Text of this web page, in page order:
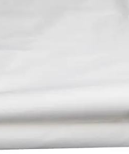
1,80 lei
ADAUGĂ ÎN COȘ